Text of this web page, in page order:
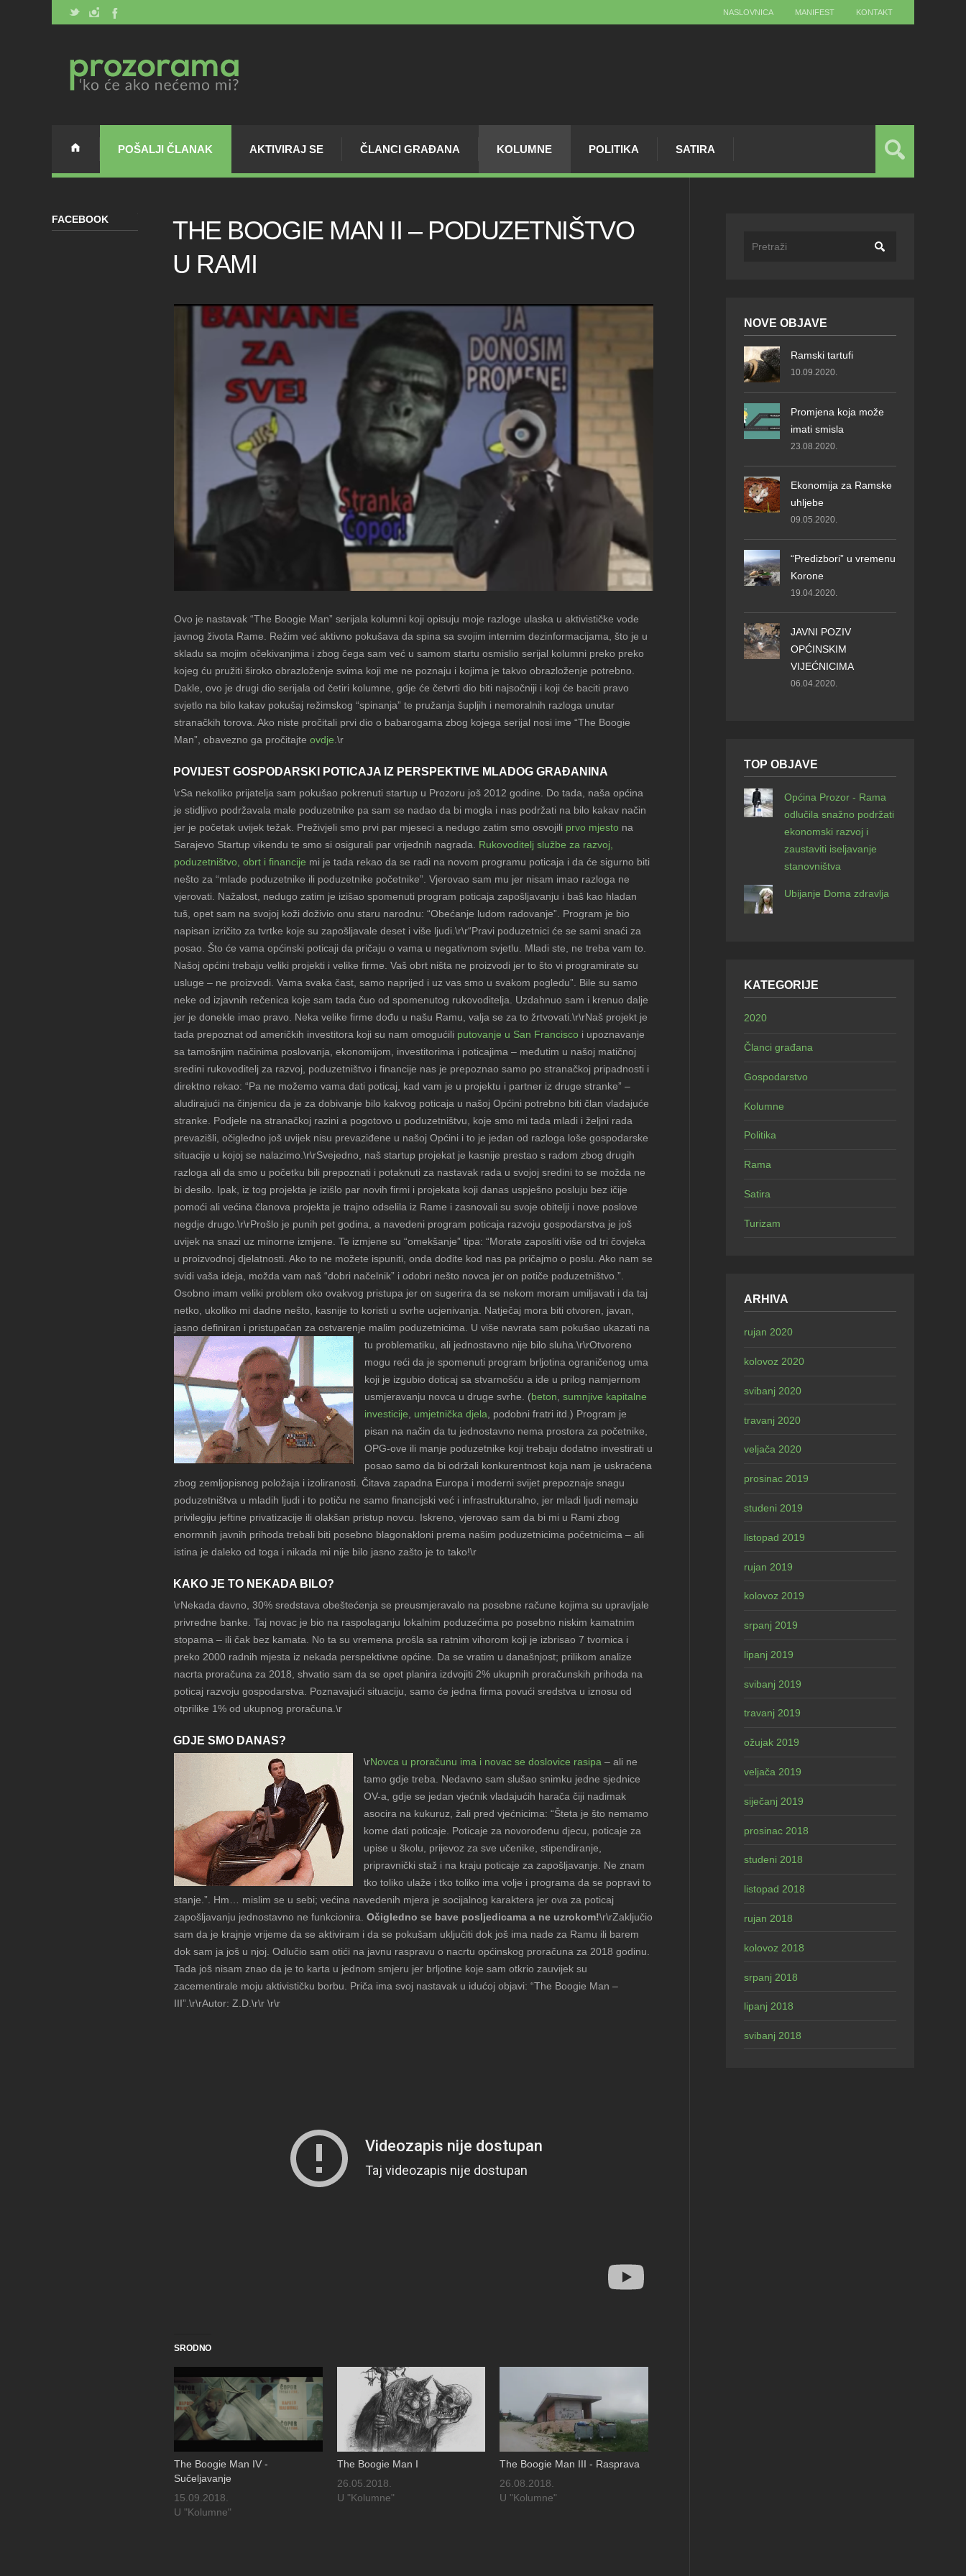
NASLOVNICA MANIFEST KONTAKT
POŠALJI ČLANAK AKTIVIRAJ SE ČLANCI GRAĐANA KOLUMNE POLITIKA SATIRA
THE BOOGIE MAN II – PODUZETNIŠTVO
U RAMI
Ovo je nastavak “The Boogie Man” serijala kolumni koji opisuju moje razloge ulaska u aktivističke vode
javnog života Rame. Režim već aktivno pokušava da spina sa svojim internim dezinformacijama, što je u
skladu sa mojim očekivanjima i zbog čega sam već u samom startu osmislio serijal kolumni preko preko
kojeg ću pružiti široko obrazloženje svima koji me ne poznaju i kojima je takvo obrazloženje potrebno.
Dakle, ovo je drugi dio serijala od četiri kolumne, gdje će četvrti dio biti najsočniji i koji će baciti pravo
svjetlo na bilo kakav pokušaj režimskog “spinanja” te pružanja šupljih i nemoralnih razloga unutar
stranačkih torova. Ako niste pročitali prvi dio o babarogama zbog kojega serijal nosi ime “The Boogie
Man”, obavezno ga pročitajte ovdje .\r
POVIJEST GOSPODARSKI POTICAJA IZ PERSPEKTIVE MLADOG GRAĐANINA
\rSa nekoliko prijatelja sam pokušao pokrenuti startup u Prozoru još 2012 godine. Do tada, naša općina
je stidljivo podržavala male poduzetnike pa sam se nadao da bi mogla i nas podržati na bilo kakav način
jer je početak uvijek težak. Preživjeli smo prvi par mjeseci a nedugo zatim smo osvojili prvo mjesto na
Sarajevo Startup vikendu te smo si osigurali par vrijednih nagrada. Rukovoditelj službe za razvoj,
poduzetništvo, obrt i financije mi je tada rekao da se radi na novom programu poticaja i da će sigurno biti
nešto za “mlade poduzetnike ili poduzetnike početnike”. Vjerovao sam mu jer nisam imao razloga ne
vjerovati. Nažalost, nedugo zatim je izišao spomenuti program poticaja zapošljavanju i baš kao hladan
tuš, opet sam na svojoj koži doživio onu staru narodnu: “Obećanje ludom radovanje”. Program je bio
napisan izričito za tvrtke koje su zapošljavale deset i više ljudi.\r\r“Pravi poduzetnici će se sami snaći za
posao. Što će vama općinski poticaji da pričaju o vama u negativnom svjetlu. Mladi ste, ne treba vam to.
Našoj općini trebaju veliki projekti i velike firme. Vaš obrt ništa ne proizvodi jer to što vi programirate su
usluge – ne proizvodi. Vama svaka čast, samo naprijed i uz vas smo u svakom pogledu”. Bile su samo
neke od izjavnih rečenica koje sam tada čuo od spomenutog rukovoditelja. Uzdahnuo sam i krenuo dalje
jer je donekle imao pravo. Neka velike firme dođu u našu Ramu, valja se za to žrtvovati.\r\rNaš projekt je
tada prepoznat od američkih investitora koji su nam omogućili putovanje u San Francisco i upoznavanje
sa tamošnjim načinima poslovanja, ekonomijom, investitorima i poticajima – međutim u našoj matičnoj
sredini rukovoditelj za razvoj, poduzetništvo i financije nas je prepoznao samo po stranačkoj pripadnosti i
direktno rekao: “Pa ne možemo vama dati poticaj, kad vam je u projektu i partner iz druge stranke” –
aludirajući na činjenicu da je za dobivanje bilo kakvog poticaja u našoj Općini potrebno biti član vladajuće
stranke. Podjele na stranačkoj razini a pogotovo u poduzetništvu, koje smo mi tada mladi i željni rada
prevazišli, očigledno još uvijek nisu prevaziđene u našoj Općini i to je jedan od razloga loše gospodarske
situacije u kojoj se nalazimo.\r\rSvejedno, naš startup projekat je kasnije prestao s radom zbog drugih
razloga ali da smo u početku bili prepoznati i potaknuti za nastavak rada u svojoj sredini to se možda ne
bi desilo. Ipak, iz tog projekta je izišlo par novih firmi i projekata koji danas uspješno posluju bez ičije
pomoći ali većina članova projekta je trajno odselila iz Rame i zasnovali su svoje obitelji i nove poslove
negdje drugo.\r\rProšlo je punih pet godina, a navedeni program poticaja razvoju gospodarstva je još
uvijek na snazi uz minorne izmjene. Te izmjene su “omekšanje” tipa: “Morate zaposliti više od tri čovjeka
u proizvodnoj djelatnosti. Ako to ne možete ispuniti, onda dođite kod nas pa pričajmo o poslu. Ako nam se
svidi vaša ideja, možda vam naš “dobri načelnik” i odobri nešto novca jer on potiče poduzetništvo.”.
Osobno imam veliki problem oko ovakvog pristupa jer on sugerira da se nekom moram umiljavati i da taj
netko, ukoliko mi dadne nešto, kasnije to koristi u svrhe ucjenivanja. Natječaj mora biti otvoren, javan,
jasno definiran i pristupačan za ostvarenje malim poduzetnicima. U više navrata sam pokušao ukazati na
tu problematiku, ali jednostavno nije bilo sluha.\r\rOtvoreno
mogu reći da je spomenuti program brljotina ograničenog uma
koji je izgubio doticaj sa stvarnošću a ide u prilog namjernom
usmjeravanju novca u druge svrhe. (beton, sumnjive kapitalne
investicije, umjetnička djela, podobni fratri itd.) Program je
pisan na način da tu jednostavno nema prostora za početnike,
OPG-ove ili manje poduzetnike koji trebaju dodatno investirati u
posao samo da bi održali konkurentnost koja nam je uskraćena
zbog zemljopisnog položaja i izoliranosti. Čitava zapadna Europa i moderni svijet prepoznaje snagu
poduzetništva u mladih ljudi i to potiču ne samo financijski već i infrastrukturalno, jer mladi ljudi nemaju
privilegiju jeftine privatizacije ili olakšan pristup novcu. Iskreno, vjerovao sam da bi mi u Rami zbog
enormnih javnih prihoda trebali biti posebno blagonakloni prema našim poduzetnicima početnicima – ali
istina je daleko od toga i nikada mi nije bilo jasno zašto je to tako!\r
KAKO JE TO NEKADA BILO?
\rNekada davno, 30% sredstava obeštećenja se preusmjeravalo na posebne račune kojima su upravljale
privredne banke. Taj novac je bio na raspolaganju lokalnim poduzećima po posebno niskim kamatnim
stopama – ili čak bez kamata. No ta su vremena prošla sa ratnim vihorom koji je izbrisao 7 tvornica i
preko 2000 radnih mjesta iz nekada perspektivne općine. Da se vratim u današnjost; prilikom analize
nacrta proračuna za 2018, shvatio sam da se opet planira izdvojiti 2% ukupnih proračunskih prihoda na
poticaj razvoju gospodarstva. Poznavajući situaciju, samo će jedna firma povući sredstva u iznosu od
otprilike 1% od ukupnog proračuna.\r
GDJE SMO DANAS?
\rNovca u proračunu ima i novac se doslovice rasipa – ali ne
tamo gdje treba. Nedavno sam slušao snimku jedne sjednice
OV-a, gdje se jedan vjećnik vladajućih harača čiji nadimak
asocira na kukuruz, žali pred vjećnicima: “Šteta je što nemamo
kome dati poticaje. Poticaje za novorođenu djecu, poticaje za
upise u školu, prijevoz za sve učenike, stipendiranje,
pripravnički staž i na kraju poticaje za zapošljavanje. Ne znam
tko toliko ulaže i tko toliko ima volje i programa da se popravi to
stanje.”. Hm… mislim se u sebi; većina navedenih mjera je socijalnog karaktera jer ova za poticaj
zapošljavanju jednostavno ne funkcionira. Očigledno se bave posljedicama a ne uzrokom!\r\rZaključio
sam da je krajnje vrijeme da se aktiviram i da se pokušam uključiti dok još ima nade za Ramu ili barem
dok sam ja još u njoj. Odlučio sam otići na javnu raspravu o nacrtu općinskog proračuna za 2018 godinu.
Tada još nisam znao da je to karta u jednom smjeru jer brljotine koje sam otkrio zauvijek su
zacementirale moju aktivističku borbu. Priča ima svoj nastavak u idućoj objavi: “The Boogie Man –
III”.\r\rAutor: Z.D.\r\r \r\r
SRODNO
The Boogie Man IV -
Sučeljavanje
15.09.2018.
U "Kolumne"
The Boogie Man I
26.05.2018.
U "Kolumne"
The Boogie Man III - Rasprava
26.08.2018.
U "Kolumne"
FACEBOOK
NOVE OBJAVE
Ramski tartufi
10.09.2020.
Promjena koja može
imati smisla
23.08.2020.
Ekonomija za Ramske
uhljebe
09.05.2020.
“Predizbori” u vremenu
Korone
19.04.2020.
JAVNI POZIV
OPĆINSKIM
VIJEĆNICIMA
06.04.2020.
TOP OBJAVE
Općina Prozor - Rama
odlučila snažno podržati
ekonomski razvoj i
zaustaviti iseljavanje
stanovništva
Ubijanje Doma zdravlja
KATEGORIJE
2020
Članci građana
Gospodarstvo
Kolumne
Politika
Rama
Satira
Turizam
ARHIVA
rujan 2020
kolovoz 2020
svibanj 2020
travanj 2020
veljača 2020
prosinac 2019
studeni 2019
listopad 2019
rujan 2019
kolovoz 2019
srpanj 2019
lipanj 2019
svibanj 2019
travanj 2019
ožujak 2019
veljača 2019
siječanj 2019
prosinac 2018
studeni 2018
listopad 2018
rujan 2018
kolovoz 2018
srpanj 2018
lipanj 2018
svibanj 2018